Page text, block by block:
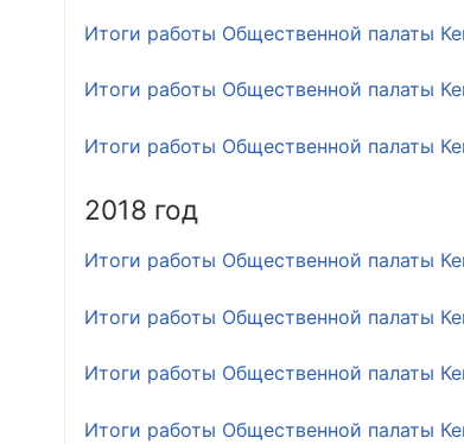
Итоги работы Общественной палаты
Итоги работы Общественной палаты
Итоги работы Общественной палаты
2018 год
Итоги работы Общественной палаты
Итоги работы Общественной палаты
Итоги работы Общественной палаты
Итоги работы Общественной палаты